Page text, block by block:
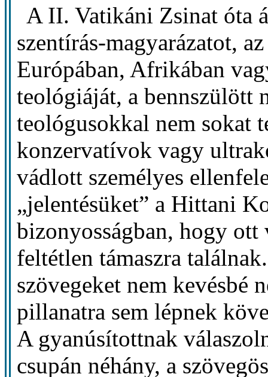
A II. Vatikáni Zsinat óta
szentírás-magyarázatot,
Európában, Afrikában
teológiáját, a bennszülött
teológusokkal nem sokat
konzervatívok vagy
vádlott személyes
„jelentésüket” a Hittani
bizonyosságban, hogy ott
feltétlen támaszra
szövegeket nem kevésbé
pillanatra sem lépnek
A gyanúsítottnak
csupán néhány, a